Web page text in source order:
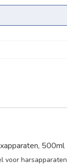
500ml
voor harsapparaten